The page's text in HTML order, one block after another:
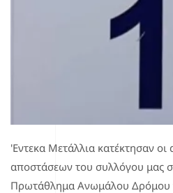
'Εντεκα Μετάλλια κατέκτησαν οι
αποστάσεων του συλλόγου μας
Πρωτάθλημα Ανωμάλου Δρόμου